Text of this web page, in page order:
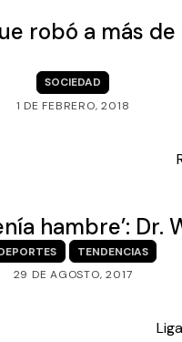
robó a más
SOCIEDAD
1 DE FEBRERO, 2018
hambre’: Dr.
TENDENCIAS
29 DE AGOSTO, 2017